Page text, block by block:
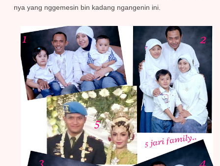
nya yang nggemesin bin kadang ngangenin ini.